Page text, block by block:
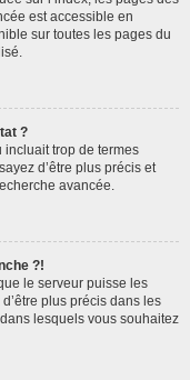
est accessible en
sur toutes les pages du
?
incluait trop de termes
d’être plus précis et
avancée.
?!
le serveur puisse les
plus précis dans les
lesquels vous souhaitez